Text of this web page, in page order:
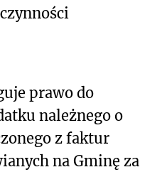
prawo do
należnego o
z faktur
na Gminę za